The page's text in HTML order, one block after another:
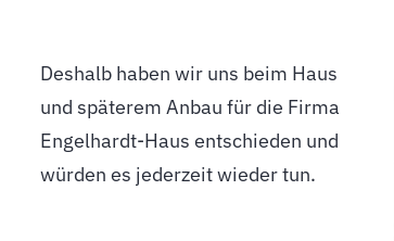
würden es jederzeit wieder tun.